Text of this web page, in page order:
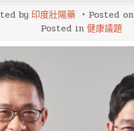
by 印度壯陽藥 Posted on
Posted in 健康議題